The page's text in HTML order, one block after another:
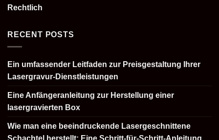
Rechtlich
RECENT POSTS
Ein umfassender Leitfaden zur Preisgestaltung Ihrer
Lasergravur-Dienstleistungen
Eine Anfängeranleitung zur Herstellung einer
lasergravierten Box
Wie man eine beeindruckende Lasergeschnittene
Schachtel herstellt: Eine Schritt-für-Schritt-Anleitung